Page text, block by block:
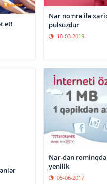
et!
Nar nömrə ilə
pulsuzdur
18-03-2019
Nar-dan
yenilik
05-06-2017